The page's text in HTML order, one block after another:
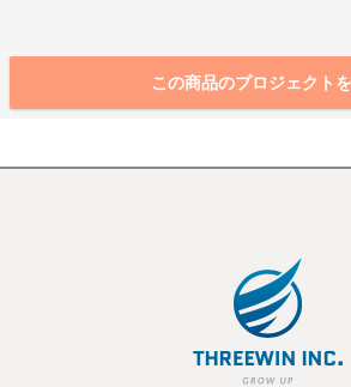
この商品のプロジェクト